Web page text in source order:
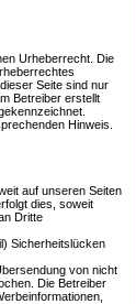
Urheberrecht. Die
Seite sind nur
Betreiber erstellt
Hinweis.
auf unseren Seiten
dies, soweit
Dritte
Sicherheitslücken
von nicht
Die Betreiber